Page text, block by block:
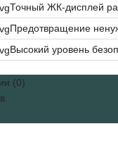
Точный ЖК-дисплей
Предотвращение
Высокий уровень
(0)